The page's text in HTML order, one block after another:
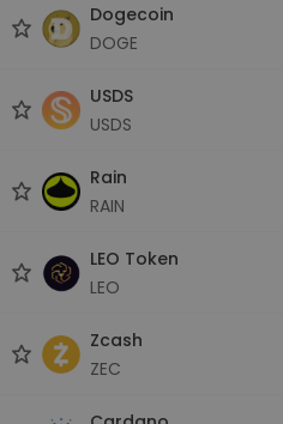
Dogecoin
DOGE
USDS
USDS
Rain
RAIN
LEO Token
LEO
Zcash
ZEC